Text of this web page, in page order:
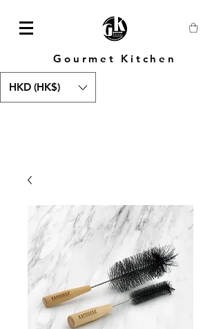
Gourmet Kitchen
HKD (HK$)